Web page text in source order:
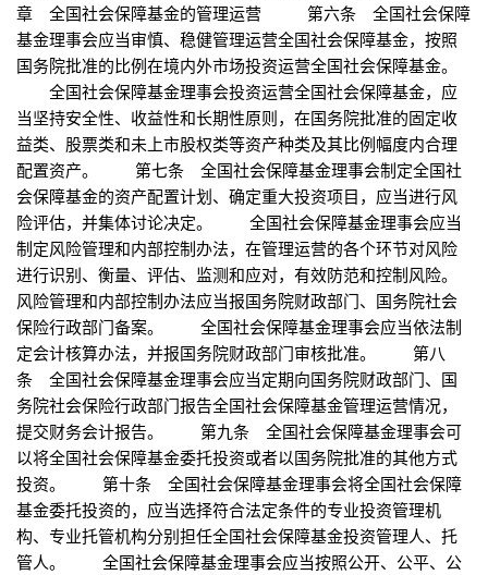
章 全国社会保障基金的管理运营 第六条 全国社会保障
基金理事会应当审慎、稳健管理运营全国社会保障基金，按照
国务院批准的比例在境内外市场投资运营全国社会保障基金。
全国社会保障基金理事会投资运营全国社会保障基金，应
当坚持安全性、收益性和长期性原则，在国务院批准的固定收
益类、股票类和未上市股权类等资产种类及其比例幅度内合理
配置资产。 第七条 全国社会保障基金理事会制定全国社
会保障基金的资产配置计划、确定重大投资项目，应当进行风
险评估，并集体讨论决定。 全国社会保障基金理事会应当
制定风险管理和内部控制办法，在管理运营的各个环节对风险
进行识别、衡量、评估、监测和应对，有效防范和控制风险。
风险管理和内部控制办法应当报国务院财政部门、国务院社会
保险行政部门备案。 全国社会保障基金理事会应当依法制
定会计核算办法，并报国务院财政部门审核批准。 第八
条 全国社会保障基金理事会应当定期向国务院财政部门、国
务院社会保险行政部门报告全国社会保障基金管理运营情况，
提交财务会计报告。 第九条 全国社会保障基金理事会可
以将全国社会保障基金委托投资或者以国务院批准的其他方式
投资。 第十条 全国社会保障基金理事会将全国社会保障
基金委托投资的，应当选择符合法定条件的专业投资管理机
构、专业托管机构分别担任全国社会保障基金投资管理人、托
管人。 全国社会保障基金理事会应当按照公开、公平、公